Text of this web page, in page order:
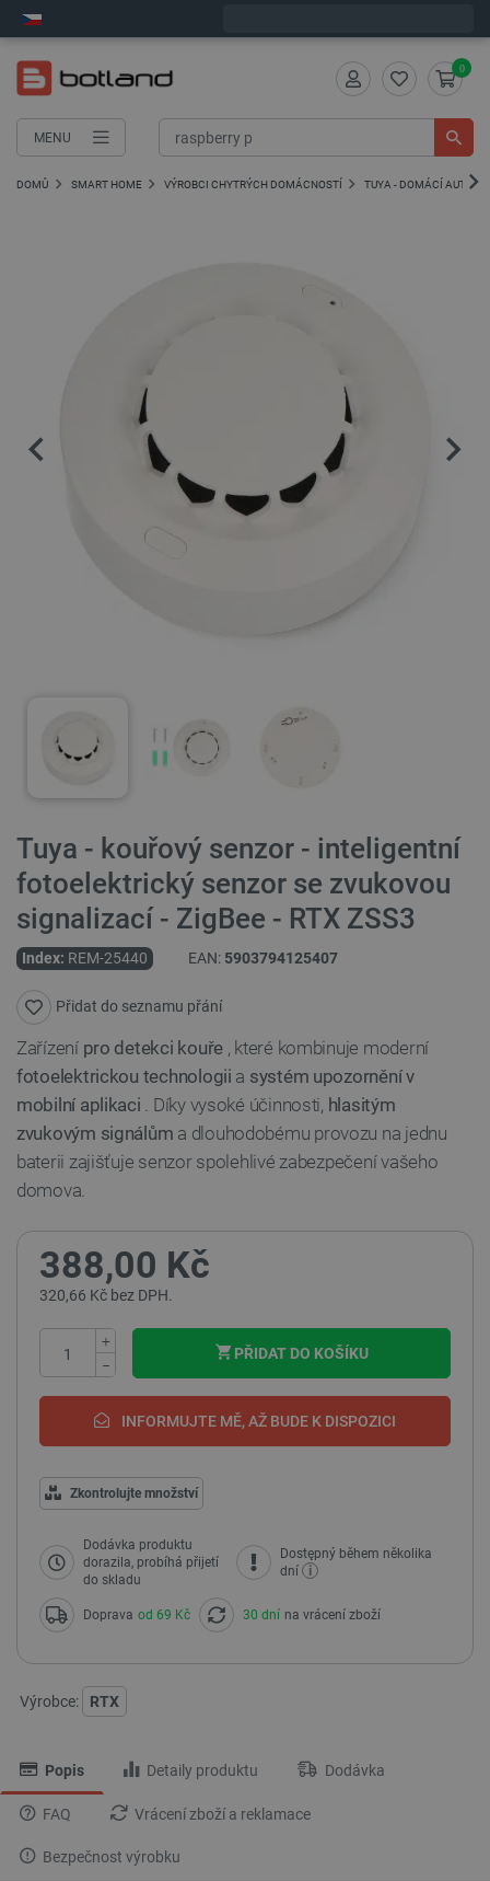
MENU
0
DOMŮ SMART HOME VÝROBCI CHYTRÝCH DOMÁCNOSTÍ TUYA - DOMÁCÍ
Tuya - kouřový senzor - inteligentní
fotoelektrický senzor se zvukovou
signalizací - ZigBee - RTX ZSS3
Index: REM-25440 EAN: 5903794125407
Přidat do seznamu přání
Zařízení pro detekci kouře , které kombinuje moderní
fotoelektrickou technologii a systém upozornění v
mobilní aplikaci . Díky vysoké účinnosti, hlasitým
zvukovým signálům a dlouhodobému provozu na jednu
baterii zajišťuje senzor spolehlivé zabezpečení vašeho
domova.
388,00 Kč
320,66 Kč bez DPH.
+
−
PŘIDAT DO KOŠÍKU
INFORMUJTE MĚ, AŽ BUDE K DISPOZICI
Zkontrolujte množství
Dodávka produktu
dorazila, probíhá přijetí
do skladu
Dostępný během několika
dní i
Doprava od 69 Kč 30 dní na vrácení zboží
Výrobce: RTX
Popis Detaily produktu Dodávka
FAQ Vrácení zboží a reklamace
Bezpečnost výrobku